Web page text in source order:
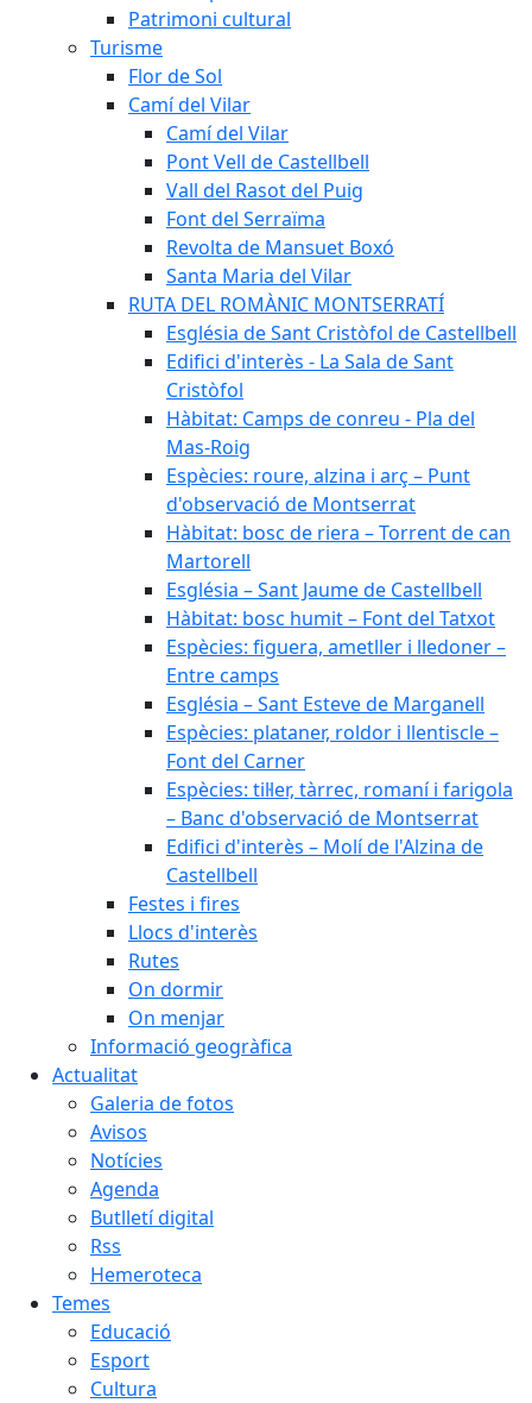
Patrimoni cultural
Turisme
Flor de Sol
Camí del Vilar
Camí del Vilar
Pont Vell de Castellbell
Vall del Rasot del Puig
Font del Serraïma
Revolta de Mansuet Boxó
Santa Maria del Vilar
RUTA DEL ROMÀNIC MONTSERRATÍ
Església de Sant Cristòfol de Castellbell
Edifici d'interès - La Sala de Sant
Cristòfol
Hàbitat: Camps de conreu - Pla del
Mas-Roig
Espècies: roure, alzina i arç – Punt
d'observació de Montserrat
Hàbitat: bosc de riera – Torrent de can
Martorell
Església – Sant Jaume de Castellbell
Hàbitat: bosc humit – Font del Tatxot
Espècies: figuera, ametller i lledoner –
Entre camps
Església – Sant Esteve de Marganell
Espècies: plataner, roldor i llentiscle –
Font del Carner
Espècies: til·ler, tàrrec, romaní i farigola
– Banc d'observació de Montserrat
Edifici d'interès – Molí de l'Alzina de
Castellbell
Festes i fires
Llocs d'interès
Rutes
On dormir
On menjar
Informació geogràfica
Actualitat
Galeria de fotos
Avisos
Notícies
Agenda
Butlletí digital
Rss
Hemeroteca
Temes
Educació
Esport
Cultura